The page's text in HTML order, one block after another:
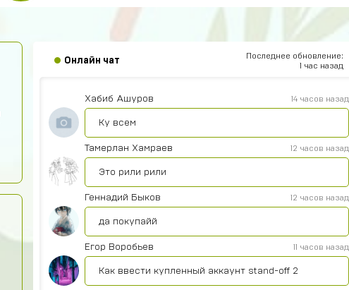
Онлайн чат
Последнее обновление:
1 час назад
Хабиб Ашуров 14 часов назад
Ку всем
Тамерлан Хамраев 12 часов назад
Это рили рили
Геннадий Быков 12 часов назад
да покупайй
Егор Воробьев 11 часов назад
Как ввести купленный аккаунт stand-off 2